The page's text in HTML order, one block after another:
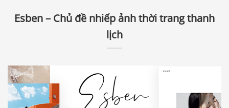
Esben – Chủ đề nhiếp ảnh thời trang thanh
lịch